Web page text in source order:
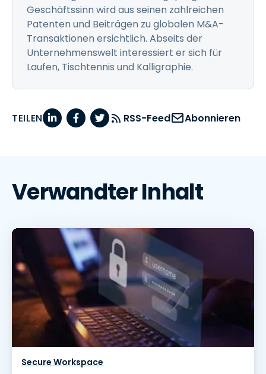
Geschäftssinn wird aus seinen zahlreichen
Patenten und Beiträgen zu globalen M&A-
Transaktionen ersichtlich. Abseits der
Unternehmenswelt interessiert er sich für
Laufen, Tischtennis und Kalligraphie.
TEILEN RSS-Feed Abonnieren
Verwandter Inhalt
Secure Workspace